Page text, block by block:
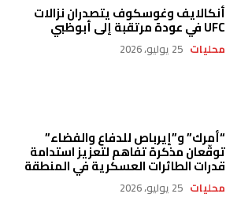
أنكالايف وغوسكوف يتصدران نزالات
UFC في عودة مرتقبة إلى أبوظبي
محليات 25 يوليو، 2026
“أمرك” و”إيرباص للدفاع والفضاء”
توقّعان مذكرة تفاهم لتعزيز استدامة
قدرات الطائرات العسكرية في المنطقة
محليات 25 يوليو، 2026